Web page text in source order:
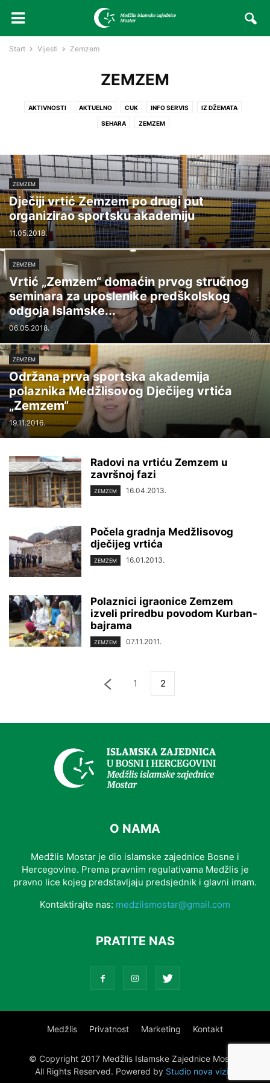
Start Vijesti Zemzem
ZEMZEM
AKTIVNOSTI AKTUELNO CUK INFO SERVIS IZ DŽEMATA
SEHARA ZEMZEM
ZEMZEM
Dječiji vrtić Zemzem po drugi put
organizirao sportsku akademiju
11.05.2018.
ZEMZEM
Vrtić „Zemzem“ domaćin prvog stručnog
seminara za uposlenike predškolskog
odgoja Islamske...
06.05.2018.
ZEMZEM
Održana prva sportska akademija
polaznika Medžlisovog Dječijeg vrtića
„Zemzem“
19.11.2016.
Radovi na vrtiću Zemzem u
završnoj fazi
ZEMZEM 16.04.2013.
Počela gradnja Medžlisovog
dječijeg vrtića
ZEMZEM 16.01.2013.
Polaznici igraonice Zemzem
izveli priredbu povodom Kurban-
bajrama
ZEMZEM 07.11.2011.
1 2
O NAMA
Medžlis Mostar je dio islamske zajednice Bosne i
Hercegovine. Prema pravnim regulativama Medžlis je
pravno lice kojeg predstavljaju predsjednik i glavni imam.
Kontaktirajte nas: medzlismostar@gmail.com
PRATITE NAS
Medžlis Privatnost Marketing Kontakt
© Copyright 2017 Medžlis Islamske Zajednice Mostar.
All Rights Reserved. Powered by Studio nova vizija